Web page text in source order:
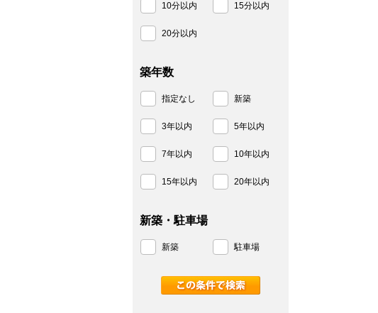
10分以内 15分以内
20分以内
築年数
指定なし 新築
3年以内 5年以内
7年以内 10年以内
15年以内 20年以内
新築・駐車場
新築 駐車場